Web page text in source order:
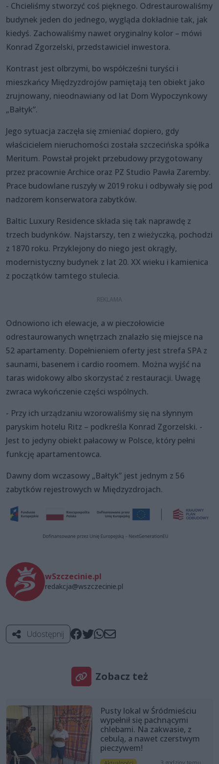
- Chcieliśmy stworzyć coś pięknego. Odrestaurowaliśmy
budynek jeden do jednego, wygląda dokładnie tak, jak
kiedyś. Zachowaliśmy nawet oryginalny kolor – mówi
Konrad Zgorzelski, przedstawiciel inwestora.
Kontrast jest olbrzymi, bo współcześni turyści i
mieszkańcy Międzyzdrojów pamiętają ten obiekt jako
zrujnowany, nieodnawiany od lat Dom Wypoczynkowy
„Bałtyk”.
Jego sytuacja zaczęła się zmieniać dopiero, gdy
właścicielem nieruchomości została szczecińska spółka
Meritum. Powstał projekt przebudowy przygotowany
przez pracownie Archice oraz PZ Studio Pawła Zaremby.
Prace budowlane ruszyły w 2019 roku i odbywały się pod
nadzorem konserwatora zabytków.
Baltic Luxury Residence składa się tak naprawdę z
trzech budynków. Najstarszy, ten z wieżyczką, pochodzi
z 1870 roku. Przyklejony do niego jest okrągły,
modernistyczny budynek z lat 20. XX wieku i kamienica
z początków tamtego stulecia.
Odnowiono ich elewacje, a w pieczołowicie
odrestaurowanych wnętrzach znalazło się miejsce na
52 apartamenty. Dopełnieniem oferty jest strefa SPA z
saunami, basenem i cardio roomem. Można wyjść na
taras widokowy albo skorzystać z restauracji. Uwagę
zwraca wykończenie części wspólnych.
- Przy ich urządzaniu wzorowaliśmy się na słynnym
paryskim hotelu Ritz – podkreśla Konrad Zgorzelski. -
Jest to jedyny obiekt pałacowy w Polsce, który pełni
funkcję apartamentowca.
Dawny dom wczasowy „Bałtyk” jest jednym z 56
zabytków rejestrowych w Międzyzdrojach.
wSzczecinie.pl
redakcja@wszczecinie.pl
Udostępnij
Zobacz też
Pusty lokal w Śródmieściu
wypełnił się pachnącymi
chlebami. Na zakwasie, z
cebulą, a nawet czerstwym
pieczywem!